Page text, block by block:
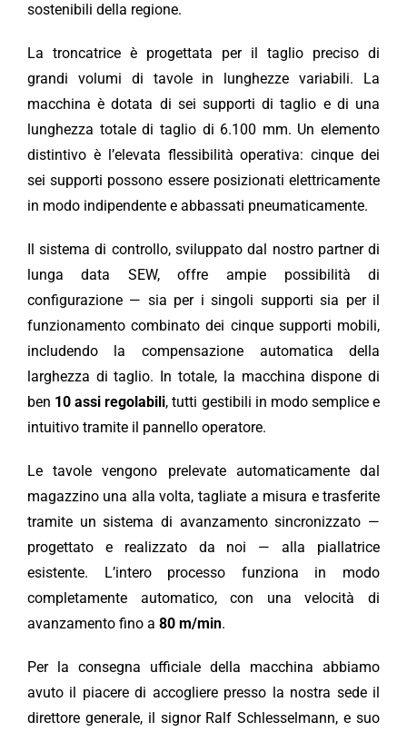
sostenibili della regione.
La troncatrice è progettata per il taglio preciso di
grandi volumi di tavole in lunghezze variabili. La
macchina è dotata di sei supporti di taglio e di una
lunghezza totale di taglio di 6.100 mm. Un elemento
distintivo è l’elevata flessibilità operativa: cinque dei
sei supporti possono essere posizionati elettricamente
in modo indipendente e abbassati pneumaticamente.
Il sistema di controllo, sviluppato dal nostro partner di
lunga data SEW, offre ampie possibilità di
configurazione — sia per i singoli supporti sia per il
funzionamento combinato dei cinque supporti mobili,
includendo la compensazione automatica della
larghezza di taglio. In totale, la macchina dispone di
ben 10 assi regolabili, tutti gestibili in modo semplice e
intuitivo tramite il pannello operatore.
Le tavole vengono prelevate automaticamente dal
magazzino una alla volta, tagliate a misura e trasferite
tramite un sistema di avanzamento sincronizzato —
progettato e realizzato da noi — alla piallatrice
esistente. L’intero processo funziona in modo
completamente automatico, con una velocità di
avanzamento fino a 80 m/min.
Per la consegna ufficiale della macchina abbiamo
avuto il piacere di accogliere presso la nostra sede il
direttore generale, il signor Ralf Schlesselmann, e suo